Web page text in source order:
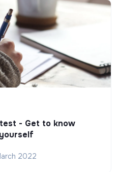
- Get to know
2022